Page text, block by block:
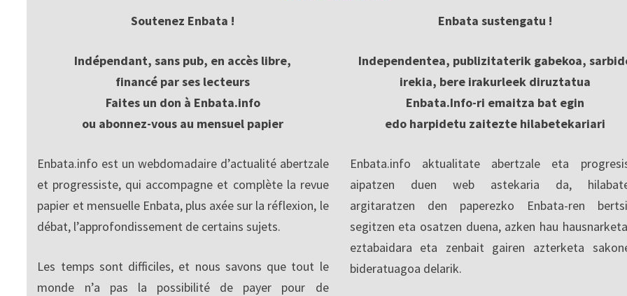
Soutenez Enbata !
Indépendant, sans pub, en accès libre,
financé par ses lecteurs
Faites un don à Enbata.info
ou abonnez-vous au mensuel papier
Enbata.info est un webdomadaire d’actualité abertzale
et progressiste, qui accompagne et complète la revue
papier et mensuelle Enbata, plus axée sur la réflexion, le
débat, l’approfondissement de certains sujets.
Les temps sont difficiles, et nous savons que tout le
monde n’a pas la possibilité de payer pour de
Enbata sustengatu !
Independentea, publizitaterik gabekoa,
irekia, bere irakurleek diruztatua
Enbata.Info-ri emaitza bat egin
edo harpidetu zaitezte hilabetekariari
Enbata.info aktualitate abertzale eta
aipatzen duen web astekaria da,
argitaratzen den paperezko Enbata-ren
segitzen eta osatzen duena, azken hau
eztabaidara eta zenbait gairen azterketa
bideratuagoa delarik.